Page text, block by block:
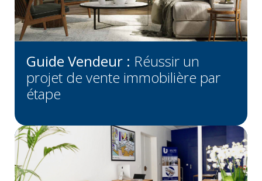
Guide Vendeur : Réussir un
projet de vente immobilière par
étape